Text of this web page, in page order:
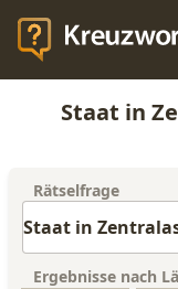
Staat in
Rätselfrage
Ergebnisse nach